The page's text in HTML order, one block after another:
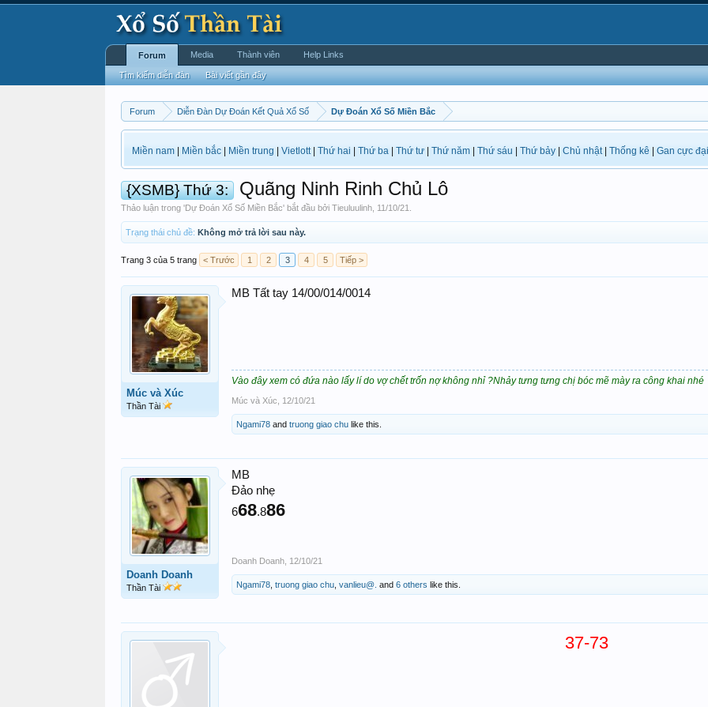
Forum Diễn Đàn Dự Đoán Kết Quả Xổ Số Dự Đoán Xổ Số Miền Bắc
Miền nam Miền bắc Miền trung Vietlott| Thứ hai Thứ ba Thứ tư Thứ năm Thứ sáu Thứ bảy Chủ nhật| Thống kê Gan cực đại
{XSMB} Thứ 3: Quãng Ninh Rinh Chủ Lô
Thảo luận trong 'Dự Đoán Xổ Số Miền Bắc' bắt đầu bởi Tieuluulinh 11/10/21
Trạng thái chủ đề: Không mở trả lời sau này.
Trang 3 của 5 trang < Trước 1 2 3 4 5 Tiếp >
Múc và Xúc
Thần Tài
MB Tất tay 14/00/014/0014
Vào đây xem có đứa nào lấy lí do vợ chết trốn nợ không nhỉ ?Nhảy tưng tưng chị bóc mẽ mày ra công khai nhé
Múc và Xúc 12/10/21
Ngami78 and truong giao chu like this.
Doanh Doanh
Thần Tài
MB
Đảo nhẹ
668.886
Doanh Doanh 12/10/21
Ngami78 truong giao chu vanlieu@. and 6 others like this.
37-73
Forum
Tìm kiếm diễn đàn Bài viết gần đây
Media Thành viên Help Links